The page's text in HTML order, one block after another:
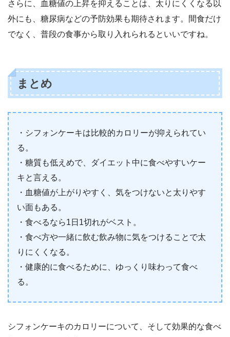
さらに、血糖値の上昇を抑えることは、太りにくくなる以
外にも、糖尿病などの予防効果も期待されます。間食だけ
でなく、普段の食事から取り入れられるといいですね。
まとめ
・シフォンケーキは比較的カロリーが抑えられてい
る。
・糖質も低えめで、ダイエット中に食べやすいケー
キと言える。
・血糖値が上がりやすく、気をつけないと太りやす
い面もある。
・食べるなら1日1切れがベスト。
・食べ方や一緒に飲む飲み物に気をつけることで太
りにくくなる。
・健康的に食べるために、ゆっくり味わって食べ
る。
シフォンケーキのカロリーについて、そして効果的な食べ